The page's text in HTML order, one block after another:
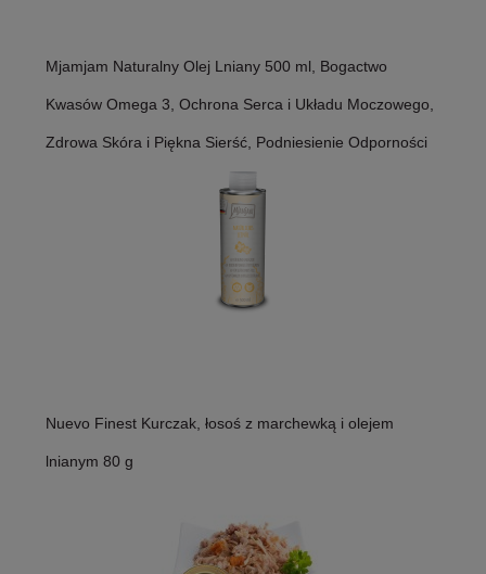
Mjamjam Naturalny Olej Lniany 500 ml, Bogactwo
Kwasów Omega 3, Ochrona Serca i Układu Moczowego,
Zdrowa Skóra i Piękna Sierść, Podniesienie Odporności
Nuevo Finest Kurczak, łosoś z marchewką i olejem
lnianym 80 g